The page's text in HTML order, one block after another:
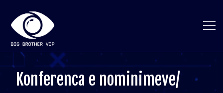
Konferenca e nominimeve/